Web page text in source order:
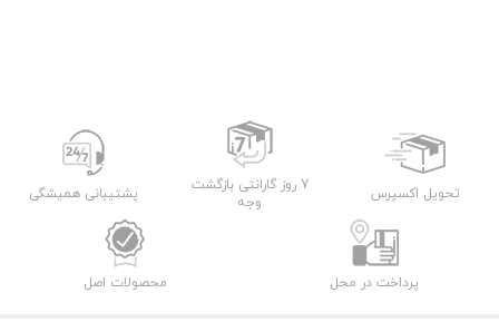
تحویل اکسپرس
7 روز گارانتی بازگشت
وجه
پشتیبانی همیشگی
پرداخت در محل محصولات اصل